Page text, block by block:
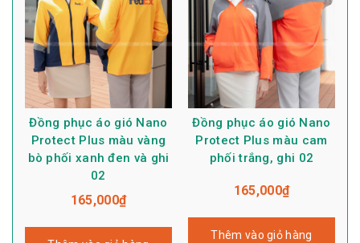
Đồng phục áo gió Nano
Protect Plus màu vàng
bò phối xanh đen và ghi
02
165,000₫
Đồng phục áo gió Nano
Protect Plus màu cam
phối trắng, ghi 02
165,000₫
Thêm vào giỏ hàng